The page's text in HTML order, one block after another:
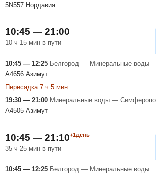
5N557 Нордавиа
10:45 — 21:00
10 ч 15 мин в пути
10:45 — 12:25 Белгород — Минеральные воды
A4656 Азимут
Пересадка 7 ч 5 мин
19:30 — 21:00 Минеральные воды —
A4505 Азимут
10:45 — 21:10+1день
35 ч 25 мин в пути
10:45 — 12:25 Белгород — Минеральные воды